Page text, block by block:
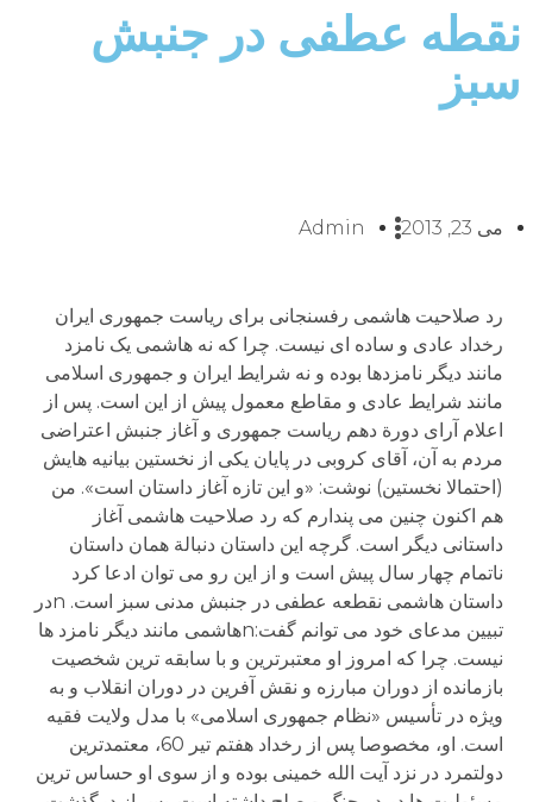
نقطه عطفی در جنبش
سبز
می 23, 2013 Admin
رد صلاحیت هاشمی رفسنجانی برای ریاست جمهوری ایران
رخداد عادی و ساده ای نیست. چرا که نه هاشمی یک نامزد
مانند دیگر نامزدها بوده و نه شرایط ایران و جمهوری اسلامی
مانند شرایط عادی و مقاطع معمول پیش از این است. پس از
اعلام آرای دورة دهم ریاست جمهوری و آغاز جنبش اعتراضی
مردم به آن، آقای کروبی در پایان یکی از نخستین بیانیه هایش
(احتمالا نخستین) نوشت: «و این تازه آغاز داستان است». من
هم اکنون چنین می پندارم که رد صلاحیت هاشمی آغاز
داستانی دیگر است. گرچه این داستان دنبالة همان داستان
ناتمام چهار سال پیش است و از این رو می توان ادعا کرد
داستان هاشمی نقطعه عطفی در جنبش مدنی سبز است. nدر
تبیین مدعای خود می توانم گفت:nهاشمی مانند دیگر نامزد ها
نیست. چرا که امروز او معتبرترین و با سابقه ترین شخصیت
بازمانده از دوران مبارزه و نقش آفرین در دوران انقلاب و به
ویژه در تأسیس «نظام جمهوری اسلامی» با مدل ولایت فقیه
است. او، مخصوصا پس از رخداد هفتم تیر 60، معتمدترین
دولتمرد در نزد آیت الله خمینی بوده و از سوی او حساس ترین